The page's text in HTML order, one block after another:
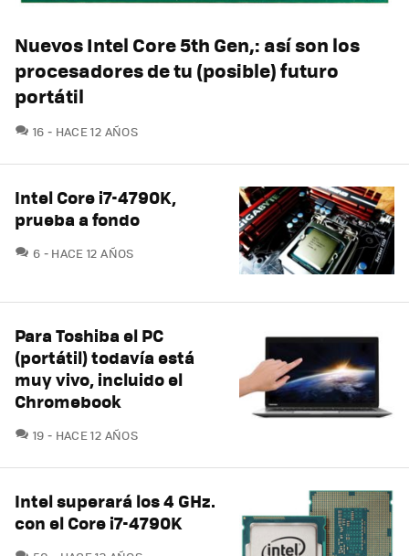
Nuevos Intel Core 5th Gen,: así son los
procesadores de tu (posible) futuro
portátil
16 COMENTARIOS
HACE 12 AÑOS
Intel Core i7-4790K,
prueba a fondo
6 COMENTARIOS
HACE 12 AÑOS
Para Toshiba el PC
(portátil) todavía está
muy vivo, incluido el
Chromebook
19 COMENTARIOS
HACE 12 AÑOS
Intel superará los 4 GHz.
con el Core i7-4790K